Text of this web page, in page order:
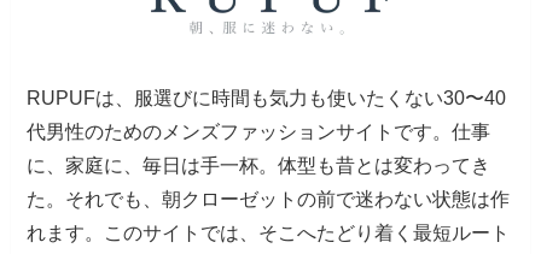
RUPUFは、服選びに時間も気力も使いたくない30〜40
代男性のためのメンズファッションサイトです。仕事
に、家庭に、毎日は手一杯。体型も昔とは変わってき
た。それでも、朝クローゼットの前で迷わない状態は作
れます。このサイトでは、そこへたどり着く最短ルート